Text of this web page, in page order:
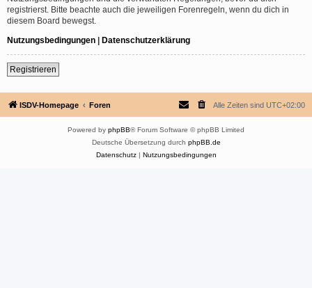
registrierst. Bitte beachte auch die jeweiligen Forenregeln, wenn du dich in
diesem Board bewegst.
Nutzungsbedingungen | Datenschutzerklärung
Registrieren
ISDV-Homepage Foren Alle Zeiten sind UTC+02:00
Powered by phpBB® Forum Software © phpBB Limited
Deutsche Übersetzung durch phpBB.de
Datenschutz| Nutzungsbedingungen